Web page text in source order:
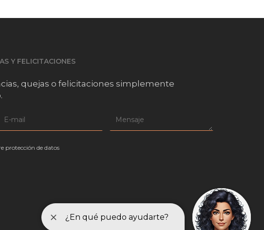
Y FELICITACIONES
quejas o felicitaciones simplemente
protección de datos